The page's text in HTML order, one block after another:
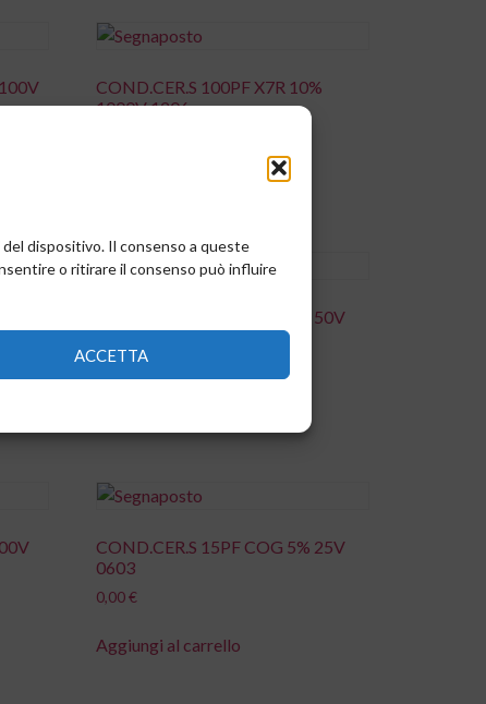
dispositivo. Il consenso a queste
o ritirare il consenso può influire
ACCETTA
COND.CER.S 100PF X7R 10%
1000V 1206
COND.CER.S 10PF COG 5% 50V
1206
0,00 €
COND.CER.S 15PF COG 5% 25V
0603
0,00€
Aggiungi al carrello